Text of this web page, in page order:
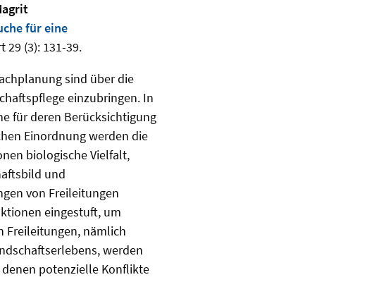
für eine
29 (3): 131-39.
sind über die
einzubringen. In
für deren Berücksichtigung
Einordnung werden die
biologische Vielfalt,
und
von Freileitungen
eingestuft, um
Freileitungen, nämlich
werden
potenzielle Konflikte